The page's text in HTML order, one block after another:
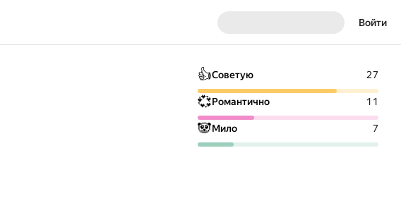
Войти
👍Советую 27
💞Романтично 11
🐼Мило 7